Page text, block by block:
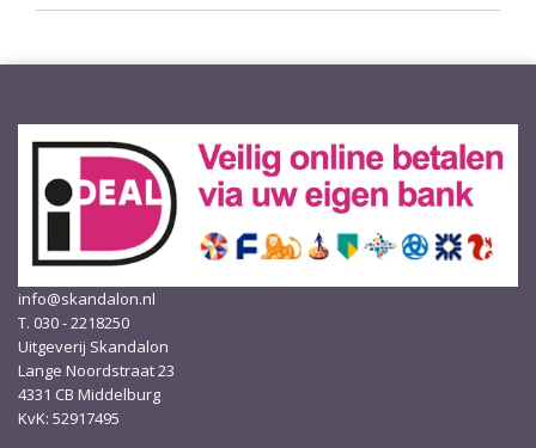
info@skandalon.nl
T. 030 - 2218250
Uitgeverij Skandalon
Lange Noordstraat 23
4331 CB Middelburg
KvK: 52917495